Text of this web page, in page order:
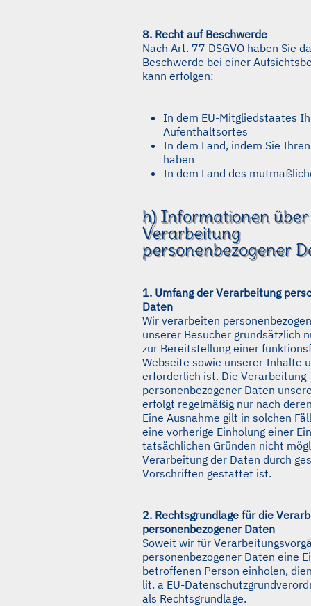
8. Recht auf Beschwerde
Nach Art. 77 DSGVO haben Sie
Beschwerde bei einer
kann erfolgen:
In dem EU-Mitgliedstaates
Aufenthaltsortes
In dem Land, indem Sie
haben
In dem Land des
h) Informationen
Verarbeitung
personenbezogener
1. Umfang der Verarbeitung
Daten
Wir verarbeiten
unserer Besucher grundsätzlich
zur Bereitstellung einer
Webseite sowie unserer Inhalte
erforderlich ist. Die Verarbeitung
personenbezogener Daten
erfolgt regelmäßig nur nach
Eine Ausnahme gilt in solchen
eine vorherige Einholung einer
tatsächlichen Gründen nicht
Verarbeitung der Daten durch
Vorschriften gestattet ist.
2. Rechtsgrundlage für die
personenbezogener Daten
Soweit wir für
personenbezogener Daten eine
betroffenen Person einholen,
lit. a EU-
als Rechtsgrundlage.